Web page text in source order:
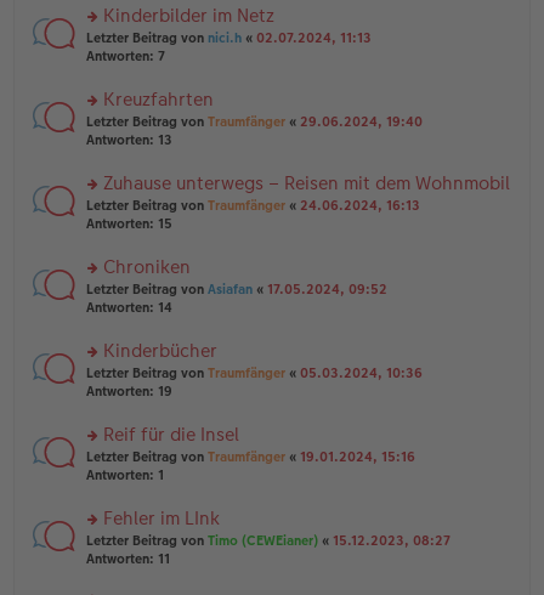
tr
a
g
e
n
er
tr
a
g
n
g
el
e
n
er
tr
a
g
rs
te
n
g
el
e
n
er
tr
a
g
Kinderbilder im Netz
Letzter Beitrag von nici.h « 02.07.2024, 11:13
Antworten: 7
rs
te
n
g
el
e
n
er
tr
a
g
Kreuzfahrten
Letzter Beitrag von Traumfänger « 29.06.2024, 19:40
Antworten: 13
rs
te
n
g
el
e
n
er
tr
a
g
Zuhause unterwegs – Reisen mit dem Wohnmobil
Letzter Beitrag von Traumfänger « 24.06.2024, 16:13
Antworten: 15
rs
te
n
g
el
e
n
er
tr
a
g
Chroniken
Letzter Beitrag von Asiafan « 17.05.2024, 09:52
Antworten: 14
rs
te
n
g
el
e
n
er
Kinderbücher
Letzter Beitrag von Traumfänger « 05.03.2024, 10:36
Antworten: 19
rs
te
n
g
el
Reif für die Insel
Letzter Beitrag von Traumfänger « 19.01.2024, 15:16
Antworten: 1
rs
te
Fehler im LInk
Letzter Beitrag von Timo (CEWEianer) « 15.12.2023, 08:27
Antworten: 11